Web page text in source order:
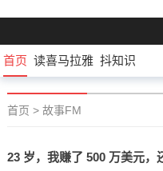
首页 读喜马拉雅 抖知识
首页 > 故事FM
23 岁，我赚了 500 万美元，